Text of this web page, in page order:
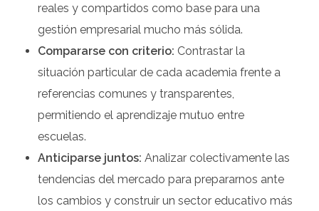
reales y compartidos como base para una
gestión empresarial mucho más sólida.
Compararse con criterio: Contrastar la
situación particular de cada academia frente a
referencias comunes y transparentes,
permitiendo el aprendizaje mutuo entre
escuelas.
Anticiparse juntos: Analizar colectivamente las
tendencias del mercado para prepararnos ante
los cambios y construir un sector educativo más